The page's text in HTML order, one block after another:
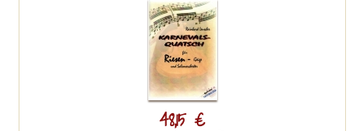
48,15 €